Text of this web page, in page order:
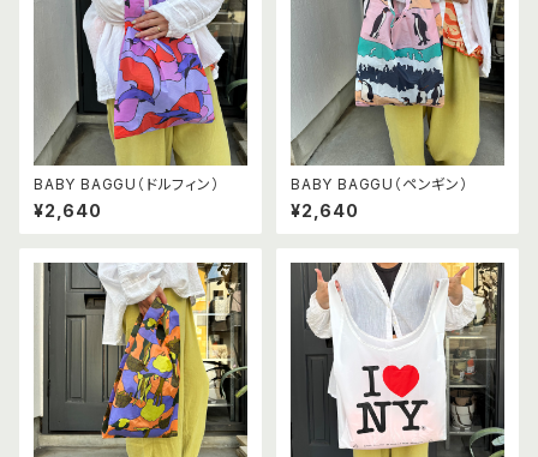
BABY BAGGU（ドルフィン）
¥2,640
BABY BAGGU（ペンギン）
¥2,640